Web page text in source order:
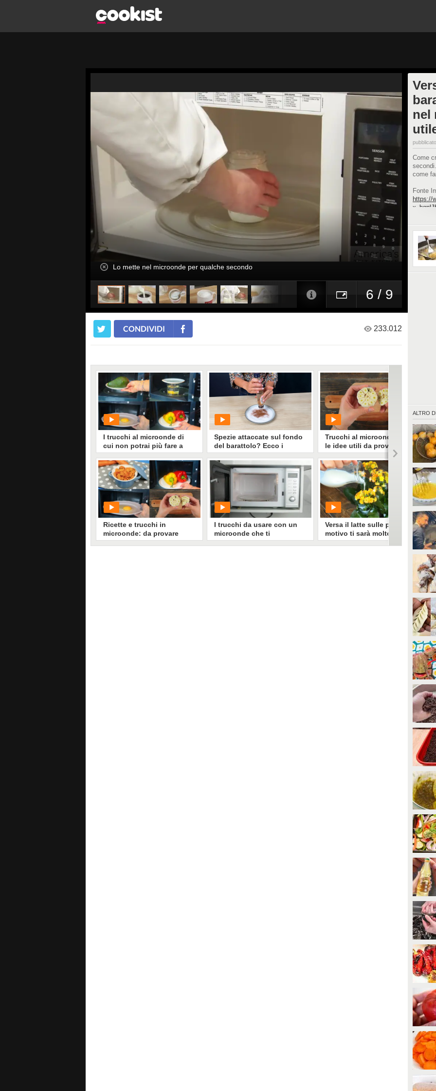
Lo mette nel microonde per qualche secondo
6 / 9
nel
Come
come
Fonte
https://
ALTRO DI
CONDIVIDI 233.012
I trucchi al microonde di
cui non potrai più fare a
meno!
PLAY
29530• diMigliori idee in cucina
Ricette e trucchi in
microonde: da provare
subito!
Spezie attaccate sul fondo
del barattolo? Ecco i
trucchi per farle uscire e
non sprecarle
0• diRedazione Cucina
I trucchi da usare con un
microonde che ti
renderanno la vita molto
Trucchi al microonde: ecco
le idee utili da provare
PLAY
110775• diCose di Casa
Versa il latte sulle piante: il
motivo ti sarà molto utile